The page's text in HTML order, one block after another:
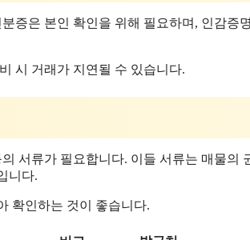
증은 본인 확인을 위해 필요하며, 인감증
시 거래가 지연될 수 있습니다.
서류가 필요합니다. 이들 서류는 매물의
니다.
확인하는 것이 좋습니다.